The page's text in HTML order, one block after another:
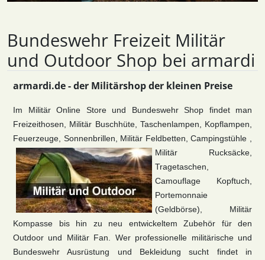
Bundeswehr Freizeit Militär
und Outdoor Shop bei armardi
armardi.de - der Militärshop der kleinen Preise
Im Militär Online Store und Bundeswehr Shop findet man
Freizeithosen, Militär Buschhüte, Taschenlampen, Kopflampen,
Feuerzeuge, Sonnenbrillen, Militär Feldbetten, Campingstühle ,
Militär Rucksäcke,
Tragetaschen,
Camouflage Kopftuch,
Portemonnaie
(Geldbörse), Militär
Kompasse bis hin zu neu entwickeltem Zubehör für den
Outdoor und Militär Fan. Wer professionelle militärische und
Bundeswehr Ausrüstung und Bekleidung sucht findet in